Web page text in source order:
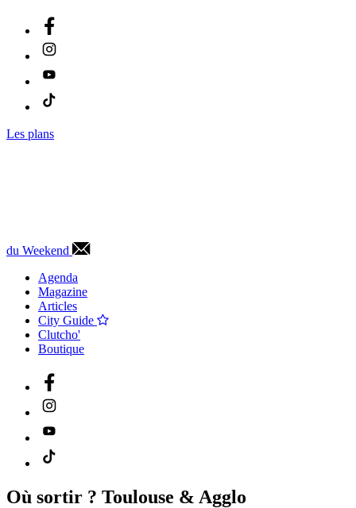
Les plans
du Weekend
Agenda
Magazine
Articles
City Guide
Clutcho'
Boutique
Où sortir ? Toulouse & Agglo